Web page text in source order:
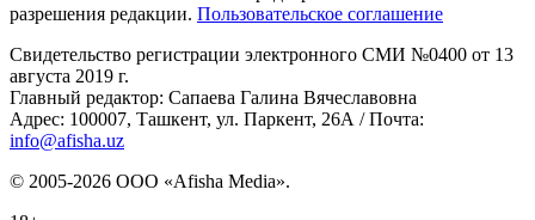
разрешения редакции. Пользовательское соглашение
Свидетельство регистрации электронного СМИ №0400 от 13
августа 2019 г.
Главный редактор: Сапаева Галина Вячеславовна
Адрес: 100007, Ташкент, ул. Паркент, 26А / Почта:
info@afisha.uz
© 2005-2026 ООО «Afisha Media».